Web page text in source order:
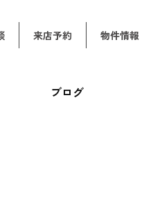
来店予約 物件情報
ブログ